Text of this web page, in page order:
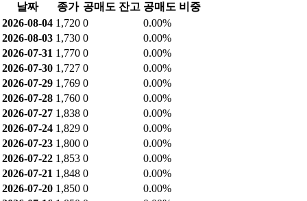
날짜 종가 공매도 잔고 공매도 비중
2026-08-04 1,720 0
0.00%
2026-08-03 1,730 0
0.00%
2026-07-31 1,770 0
0.00%
2026-07-30 1,727 0
0.00%
2026-07-29 1,769 0
0.00%
2026-07-28 1,760 0
0.00%
2026-07-27 1,838 0
0.00%
2026-07-24 1,829 0
0.00%
2026-07-23 1,800 0
0.00%
2026-07-22 1,853 0
0.00%
2026-07-21 1,848 0
0.00%
2026-07-20 1,850 0
0.00%